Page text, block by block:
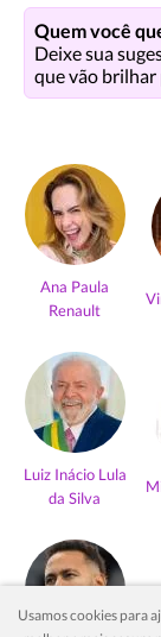
Quem você
Deixe sua
que vão brilhar
Ana Paula
Renault
Luiz Inácio Lula
da Silva
Usamos cookies para